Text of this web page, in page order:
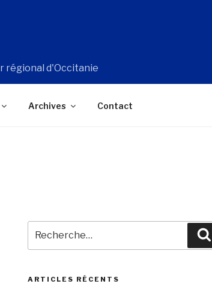
régional d'Occitanie
Archives Contact
pour
ARTICLES RÉCENTS